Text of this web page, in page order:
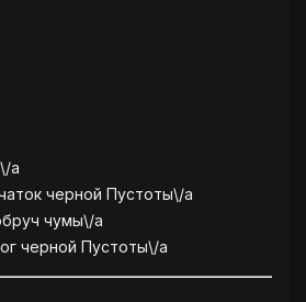
a
черной Пустоты\/a
чумы\/a
черной Пустоты\/a